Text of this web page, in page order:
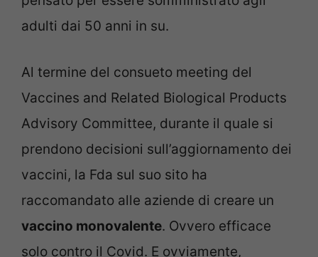
adulti dai 50 anni in su.
Al termine del consueto meeting del
Vaccines and Related Biological Products
Advisory Committee, durante il quale si
prendono decisioni sull’aggiornamento dei
vaccini, la Fda sul suo sito ha
raccomandato alle aziende di creare un
vaccino monovalente. Ovvero efficace
solo contro il Covid. E ovviamente,